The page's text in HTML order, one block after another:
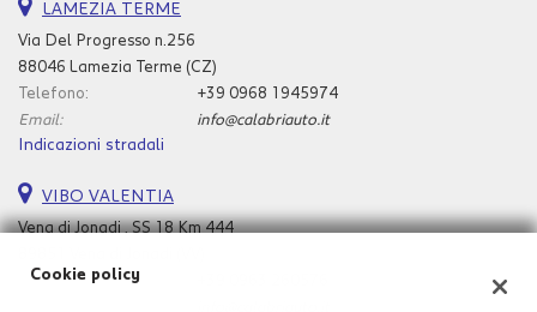
LAMEZIA TERME
Via Del Progresso n.256
88046 Lamezia Terme (CZ)
Telefono:
+39 0968 1945974
Email:
info@calabriauto.it
Indicazioni stradali
VIBO VALENTIA
Vena di Jonadi , SS 18 Km 444
Telefono:
Cookie policy